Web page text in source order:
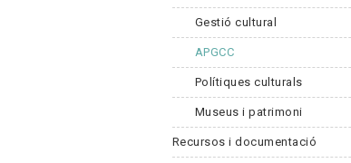
Gestió cultural
APGCC
Polítiques culturals
Museus i patrimoni
Recursos i documentació